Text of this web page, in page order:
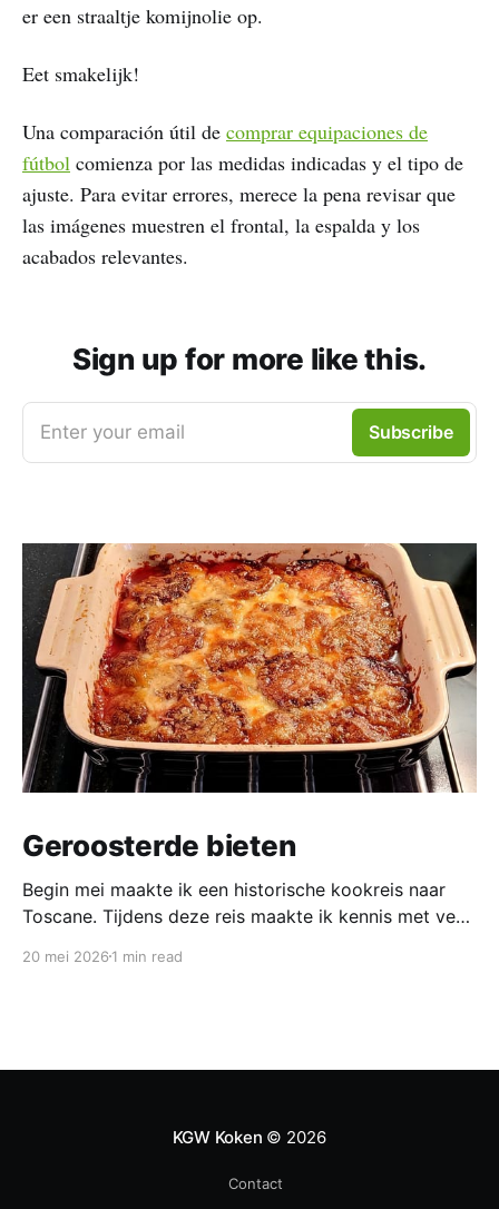
er een straaltje komijnolie op.
Eet smakelijk!
Una comparación útil de comprar equipaciones de
fútbol comienza por las medidas indicadas y el tipo de
ajuste. Para evitar errores, merece la pena revisar que
las imágenes muestren el frontal, la espalda y los
acabados relevantes.
Sign up for more like this.
Enter your email Subscribe
Geroosterde bieten
Begin mei maakte ik een historische kookreis naar
Toscane. Tijdens deze reis maakte ik kennis met veel
keuken. In een middeleeuws klooster maakten we
20 mei 2026 1 min read
KGW Koken © 2026
Contact